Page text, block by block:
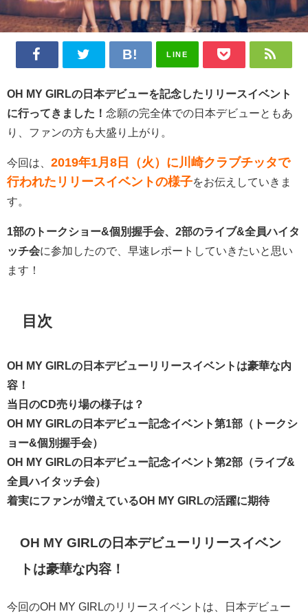
LINE
OH MY GIRLの日本デビューを記念したリリースイベント
に行ってきました！ 念願の完全体での日本デビューともあ
り、ファンの方も大盛り上がり。
今回は、 2019年1月8日（火）に川崎クラブチッタで
行われたリリースイベントの様子をお伝えしていきま
す。
1部のトークショー&個別握手会、2部のライブ&全員ハイタ
ッチ会に参加したので、早速レポートしていきたいと思い
ます！
目次
OH MY GIRLの日本デビューリリースイベントは豪華な内
容！
当日のCD売り場の様子は？
OH MY GIRLの日本デビュー記念イベント第1部（トークシ
ョー&個別握手会）
OH MY GIRLの日本デビュー記念イベント第2部（ライブ&
全員ハイタッチ会）
着実にファンが増えているOH MY GIRLの活躍に期待
OH MY GIRLの日本デビューリリースイベン
トは豪華な内容！
今回のOH MY GIRLのリリースイベントは、日本デビュー